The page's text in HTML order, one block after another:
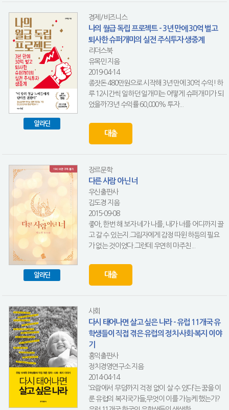
알라딘
경제/비즈니스
나의 월급 독립 프로젝트 - 3년 만에 30억 벌고
퇴사한 슈퍼개미의 실전 주식투자 생중계
리더스북
유목민 지음
2019-04-14
종잣돈 480만원으로 시작해 3년 만에 30억 수익! 하
루 12시간씩 일하던 일개미는 어떻게 슈퍼개미가 되
었을까?3년 수익률 60,000% 투자...
대출
알라딘
장르문학
다른 사람 아닌 너
우신출판사
김도경 지음
2015-09-08
좋아, 한번 해 보자.네가 나를, 내가 너를 어디까지 끌
고 갈 수 있는지.그림자에게 감정 따윈 하등의 필요
가 없는 것이었다.그런데 우연히 마주친...
대출
사회
다시 태어나면 살고 싶은 나라 - 유럽 11개국 유
학생들이 직접 겪은 유럽의 정치·사회·복지 이야
기
홍익출판사
정치경영연구소 지음
2014-04-14
‘요람에서 무덤까지 걱정 없이 살 수 있다’는 꿈을 이
룬 유럽의 복지국가들,무엇이 이를 가능케 했는가?